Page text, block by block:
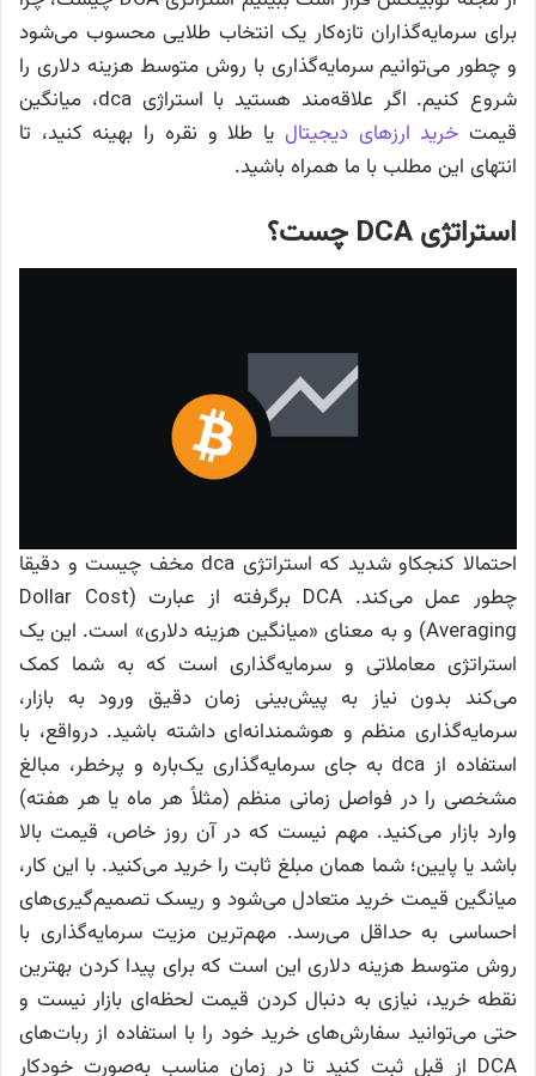
برای سرمایه‌گذاران تازه‌کار یک انتخاب طلایی محسوب می‌شود
و چطور می‌توانیم سرمایه‌گذاری با روش متوسط هزینه دلاری را
شروع کنیم. اگر علاقه‌مند هستید با استراژی dca، میانگین
قیمت خرید ارزهای دیجیتال یا طلا و نقره را بهینه کنید، تا
انتهای این مطلب با ما همراه باشید.
استراتژی DCA چست؟
احتمالا کنجکاو شدید که استراتژی dca مخف چیست و دقیقا
چطور عمل می‌کند. DCA برگرفته از عبارت (Dollar Cost
Averaging) و به معنای «میانگین هزینه دلاری» است. این یک
استراتژی معاملاتی و سرمایه‌گذاری است که به شما کمک
می‌کند بدون نیاز به پیش‌بینی زمان دقیق ورود به بازار،
سرمایه‌گذاری منظم و هوشمندانه‌ای داشته باشید. درواقع، با
استفاده از dca به جای سرمایه‌گذاری یک‌باره و پرخطر، مبالغ
مشخصی را در فواصل زمانی منظم (مثلاً هر ماه یا هر هفته)
وارد بازار می‌کنید. مهم نیست که در آن روز خاص، قیمت بالا
باشد یا پایین؛ شما همان مبلغ ثابت را خرید می‌کنید. با این کار،
میانگین قیمت خرید متعادل می‌شود و ریسک تصمیم‌گیری‌های
احساسی به حداقل می‌رسد. مهم‌ترین مزیت سرمایه‌گذاری با
روش متوسط هزینه دلاری این است که برای پیدا کردن بهترین
نقطه خرید، نیازی به دنبال کردن قیمت لحظه‌ای بازار نیست و
حتی می‌توانید سفارش‌های خرید خود را با استفاده از ربات‌های
DCA از قبل ثبت کنید تا در زمان مناسب به‌صورت خودکار